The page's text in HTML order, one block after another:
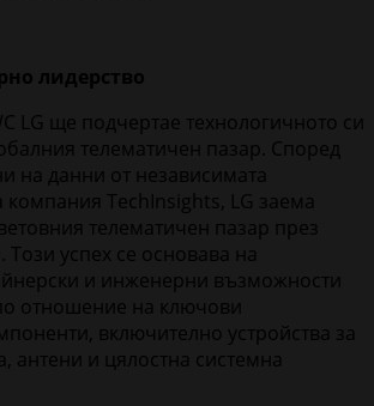
лидерство
LG ще подчертае технологичното си
телематичен пазар. Според
на данни от независимата
компания TechInsights, LG заема
телематичен пазар през
Този успех се основава на
и инженерни възможности
отношение на ключови
включително устройства за
антени и цялостна системна